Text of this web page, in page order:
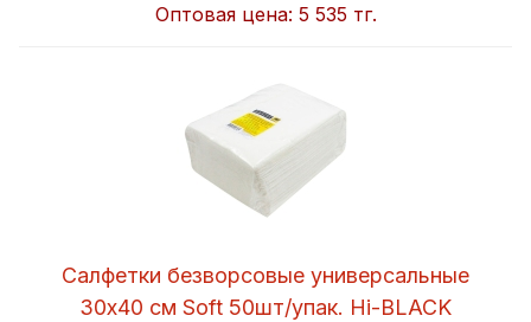
Оптовая цена: 5 535 тг.
Салфетки безворсовые универсальные
30x40 см Soft 50шт/упак. Hi-BLACK